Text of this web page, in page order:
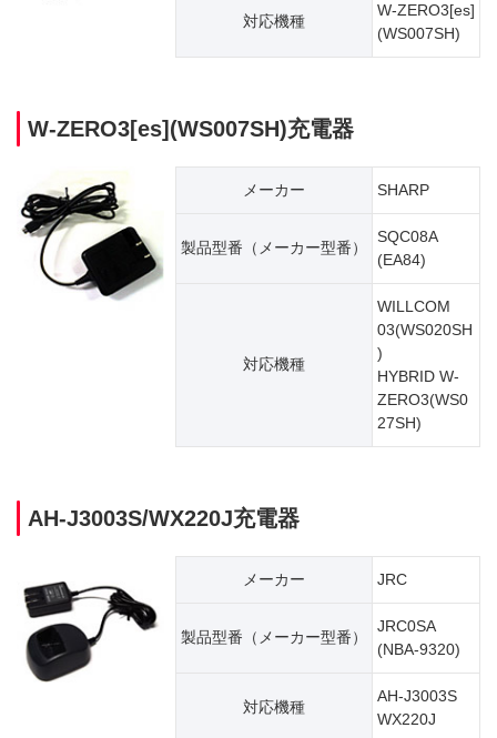
対応機種
W-ZERO3[es]
(WS007SH)
W-ZERO3[es](WS007SH)充電器
メーカー SHARP
製品型番（​メーカー型番）
SQC08A
(EA84)
対応機種
WILLCOM
03(WS020SH
)
HYBRID W-
ZERO3(WS0
27SH)
AH-J3003S/WX220J充電器
メーカー JRC
製品型番（​メーカー型番）
JRC0SA
(NBA-9320)
対応機種
AH-J3003S
WX220J